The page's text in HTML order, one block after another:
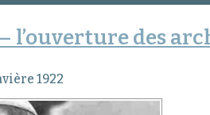
l’ouverture des
1922